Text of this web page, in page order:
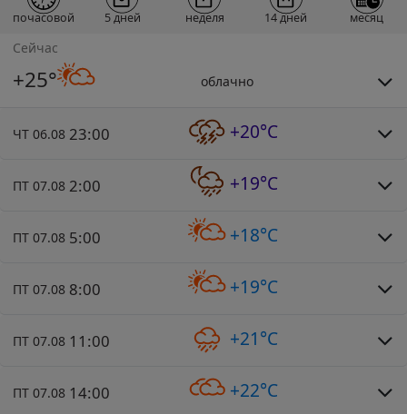
почасовой 5 дней неделя 14 дней месяц
Сейчас
+25° облачно
ЧТ 06.08 23:00 +20°C
ПТ 07.08 2:00 +19°C
ПТ 07.08 5:00 +18°C
ПТ 07.08 8:00 +19°C
ПТ 07.08 11:00 +21°C
ПТ 07.08 14:00 +22°C